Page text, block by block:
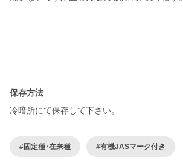
保存方法
冷暗所にて保存して下さい。
#固定種･在来種 #有機JASマーク付き